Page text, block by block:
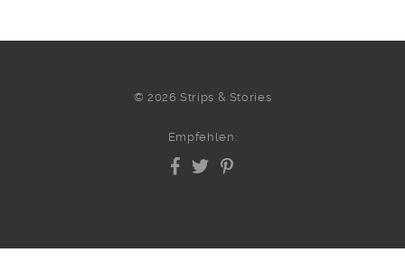
© 2026 Strips & Stories
Empfehlen: